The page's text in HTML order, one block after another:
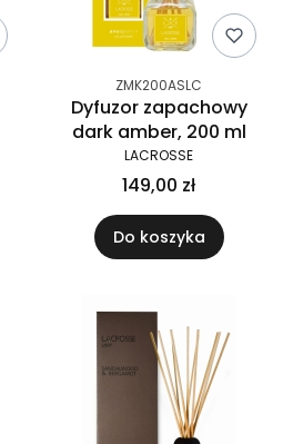
ZMK200ASLC
Dyfuzor zapachowy
dark amber, 200 ml
LACROSSE
149,00 zł
Do koszyka